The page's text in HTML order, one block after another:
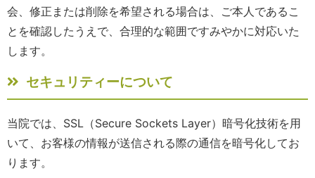
会、修正または削除を希望される場合は、ご本人であるこ
とを確認したうえで、合理的な範囲ですみやかに対応いた
します。
セキュリティーについて
当院では、SSL（Secure Sockets Layer）暗号化技術を用
いて、お客様の情報が送信される際の通信を暗号化してお
ります。